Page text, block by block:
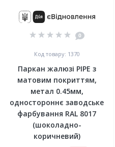
0
Код товару: 1370
Паркан жалюзі PIPE з
матовим покриттям,
метал 0.45мм,
одностороннє заводське
фарбування RAL 8017
(шоколадно-
коричневий)